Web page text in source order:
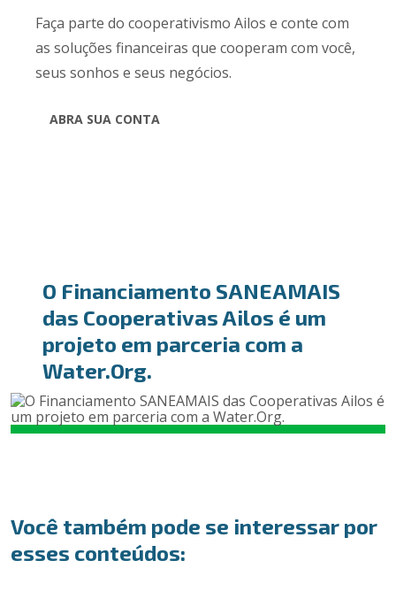
Faça parte do cooperativismo Ailos e conte com
as soluções financeiras que cooperam com você,
seus sonhos e seus negócios.
ABRA SUA CONTA
O Financiamento SANEAMAIS
das Cooperativas Ailos é um
projeto em parceria com a
Water.Org.
Você também pode se interessar por
esses conteúdos: